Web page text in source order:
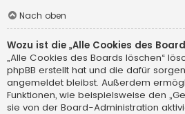
Nach oben
Wozu ist die „Alle Cookies des
„Alle Cookies des Boards löschen“
phpBB erstellt hat und die dafür
angemeldet bleibst. Außerdem
Funktionen, wie beispielsweise den
sie von der Board-Administration